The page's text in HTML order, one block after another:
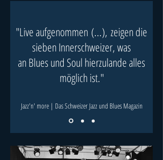
"Live aufgenommen (...), zeigen die
sieben Innerschweizer, was
an Blues und Soul hierzulande alles
möglich ist."
Jazz'n' more | Das Schweizer Jazz und Blues Magazin